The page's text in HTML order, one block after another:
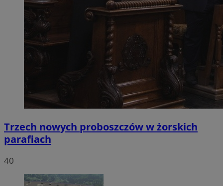
Trzech nowych proboszczów w żorskich
parafiach
40